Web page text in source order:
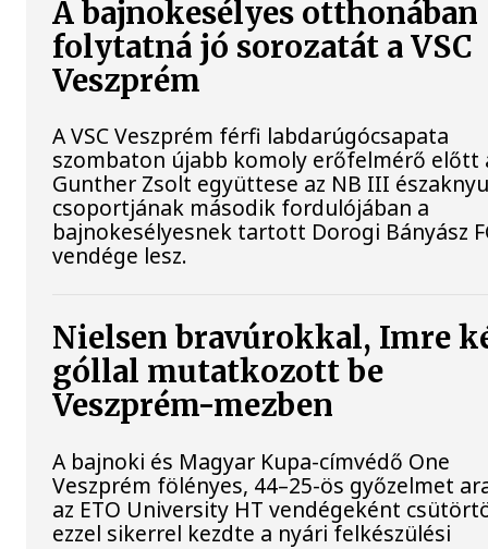
A bajnokesélyes otthonában
folytatná jó sorozatát a VSC
Veszprém
A VSC Veszprém férfi labdarúgócsapata
szombaton újabb komoly erőfelmérő előtt
Gunther Zsolt együttese az NB III
csoportjának második fordulójában a
bajnokesélyesnek tartott Dorogi Bányász
vendége lesz.
Nielsen bravúrokkal, Imre
góllal mutatkozott be
Veszprém-mezben
A bajnoki és Magyar Kupa-címvédő One
Veszprém fölényes, 44–25-ös győzelmet
az ETO University HT vendégeként
ezzel sikerrel kezdte a nyári felkészülési